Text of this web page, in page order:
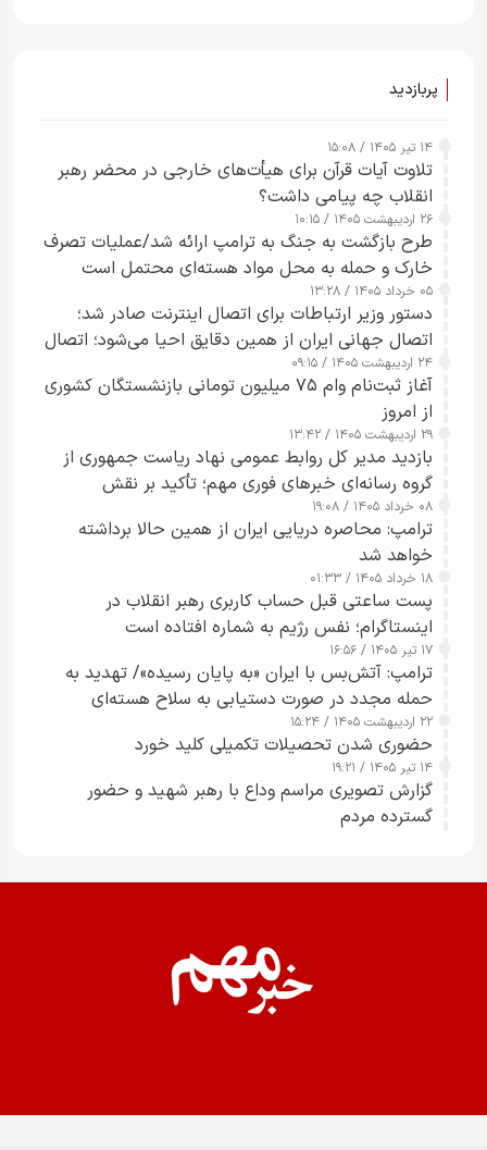
پربازدید
۱۴ تیر ۱۴۰۵ / ۱۵:۰۸
تلاوت آیات قرآن برای هیأت‌های خارجی در محضر رهبر
انقلاب چه پیامی داشت؟
۲۶ اردیبهشت ۱۴۰۵ / ۱۰:۱۵
طرح‌ بازگشت به جنگ به ترامپ ارائه شد/عملیات تصرف
خارک و حمله به محل مواد هسته‌ای محتمل است
۰۵ خرداد ۱۴۰۵ / ۱۳:۲۸
دستور وزیر ارتباطات برای اتصال اینترنت صادر شد؛
اتصال جهانی ایران از همین دقایق احیا می‌شود؛ اتصال
کامل مردم تا ۲۴ ساعت آینده
۲۴ اردیبهشت ۱۴۰۵ / ۰۹:۱۵
آغاز ثبت‌نام وام ۷۵ میلیون تومانی بازنشستگان کشوری
از امروز
۲۹ اردیبهشت ۱۴۰۵ / ۱۳:۴۲
بازدید مدیر کل روابط عمومی نهاد ریاست جمهوری از
گروه رسانه‌ای خبرهای فوری مهم؛ تأکید بر نقش
رسانه‌های هوشمند و مسئول در ارتقای آگاهی عمومی
۰۸ خرداد ۱۴۰۵ / ۱۹:۰۸
ترامپ: محاصره دریایی ایران از همین حالا برداشته
خواهد شد
۱۸ خرداد ۱۴۰۵ / ۰۱:۳۳
پست ساعتی قبل حساب کاربری رهبر انقلاب در
اینستاگرام؛ نفس رژیم به شماره افتاده است​
۱۷ تیر ۱۴۰۵ / ۱۶:۵۶
ترامپ: آتش‌بس با ایران «به پایان رسیده»/ تهدید به
حمله مجدد در صورت دستیابی به سلاح هسته‌ای
۲۲ اردیبهشت ۱۴۰۵ / ۱۵:۲۴
حضوری شدن تحصیلات تکمیلی کلید خورد
۱۴ تیر ۱۴۰۵ / ۱۹:۲۱
گزارش تصویری مراسم وداع با رهبر شهید و حضور
گسترده مردم